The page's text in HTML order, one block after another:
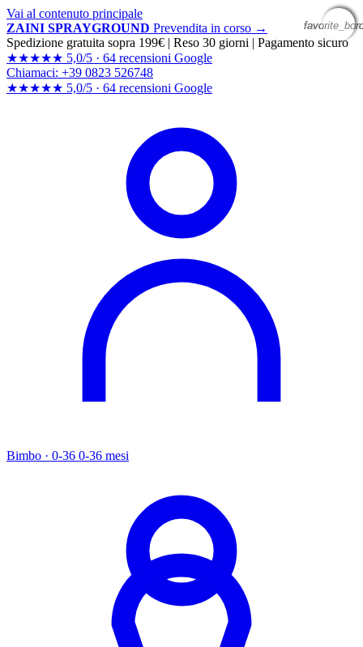
Vai al contenuto principale
ZAINI SPRAYGROUND Prevendita in corso →
Spedizione gratuita sopra 199€ | Reso 30 giorni | Pagamento sicuro
★★★★★ 5,0/5 · 64 recensioni Google
Chiamaci: +39 0823 526748
★★★★★ 5,0/5 · 64 recensioni Google
Bimbo · 0-36 0-36 mesi